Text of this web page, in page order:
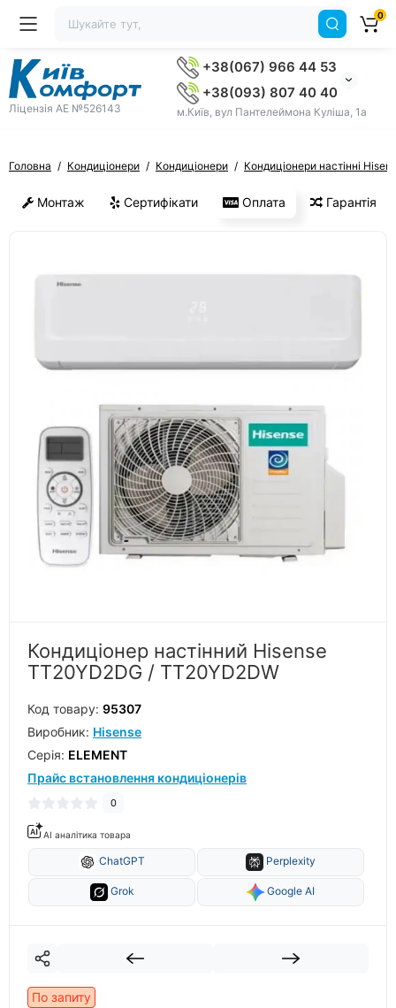
Ліцензія AE №526143
+38(067) 966 44 53
+38(093) 807 40 40
м.Київ, вул Пантелеймона Куліша, 1а
0
Головна Кондиціонери Кондиціонери Кондиціонери настінні
Монтаж Сертифікати Оплата Гарантія
Кондиціонер настінний Hisense
TT20YD2DG / TT20YD2DW
Код товару: 95307
Виробник: Hisense
Серiя: ELEMENT
Прайс встановлення кондиціонерів
0
AI аналітика товара
ChatGPT Perplexity
Grok Google AI
По запиту